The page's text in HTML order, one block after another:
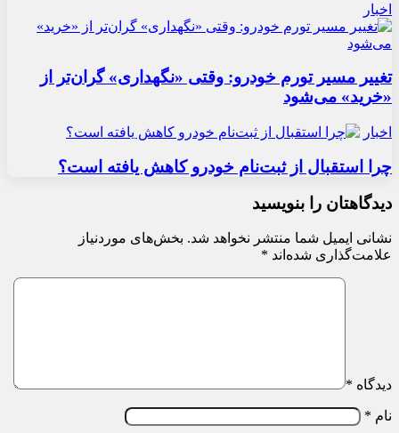
اخبار
تغییر مسیر تورم خودرو: وقتی «نگهداری» گران‌تر از
«خرید» می‌شود
اخبار
چرا استقبال از ثبت‌نام خودرو کاهش یافته است؟
دیدگاهتان را بنویسید
نشانی ایمیل شما منتشر نخواهد شد. بخش‌های موردنیاز
علامت‌گذاری شده‌اند *
دیدگاه *
نام *